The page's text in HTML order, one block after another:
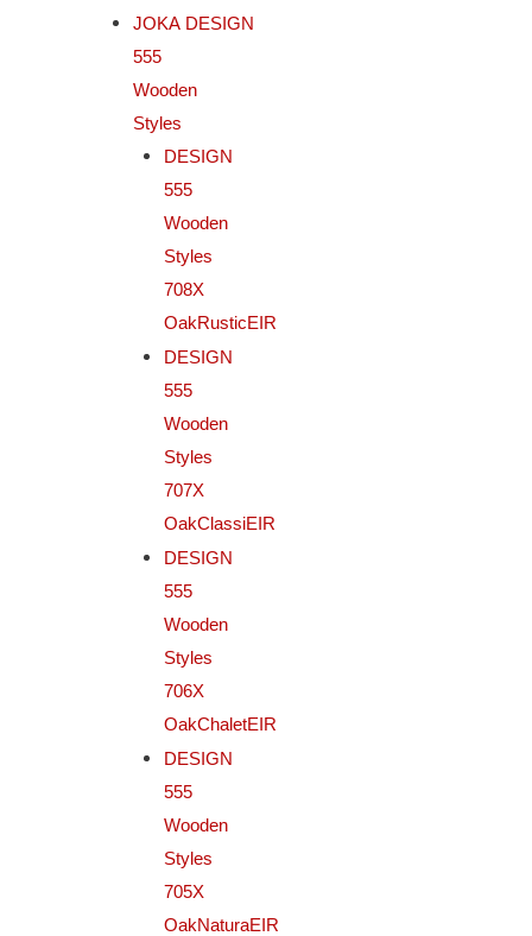
JOKA DESIGN
555
Wooden
Styles
DESIGN
555
Wooden
Styles
708X
OakRusticEIR
DESIGN
555
Wooden
Styles
707X
OakClassiEIR
DESIGN
555
Wooden
Styles
706X
OakChaletEIR
DESIGN
555
Wooden
Styles
705X
OakNaturaEIR